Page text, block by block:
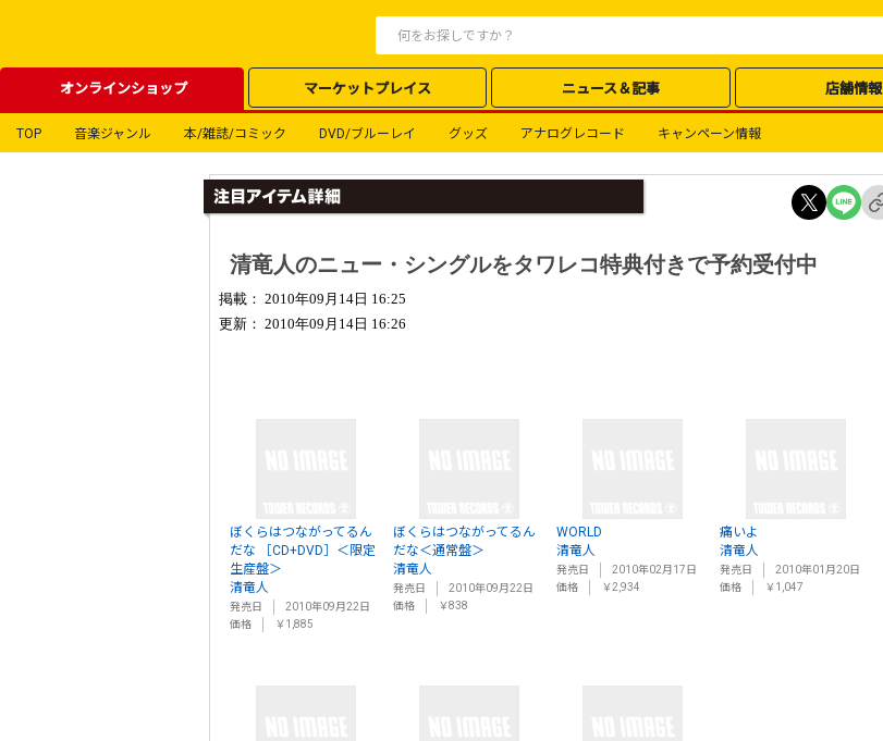
オンラインショップ マーケットプレイス ニュース＆記事 店舗情報
TOP 音楽ジャンル 本/雑誌/コミック DVD/ブルーレイ グッズ アナログレコード キャンペーン情報
清竜人のニュー・シングルをタワレコ特典付きで予約受付中
掲載： 2010年09月14日 16:25
更新： 2010年09月14日 16:26
ぼくらはつながってるん
だな ［CD+DVD］＜限定
生産盤＞
清竜人
発売日
2010年09月22日
価格
￥1,885
ぼくらはつながってるん
だな＜通常盤＞
清竜人
発売日
2010年09月22日
価格
￥838
WORLD
清竜人
発売日
2010年02月17日
価格
￥2,934
痛いよ
清竜人
発売日
2010年01月20日
価格
￥1,047